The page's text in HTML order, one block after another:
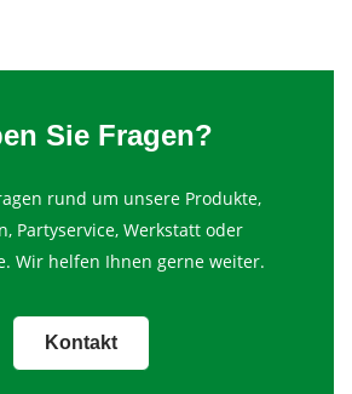
Sie Fragen?
rund um unsere Produkte,
Partyservice, Werkstatt oder
Wir helfen Ihnen gerne weiter.
Kontakt